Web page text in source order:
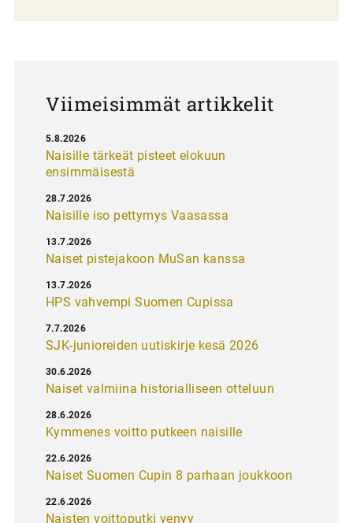
Viimeisimmät artikkelit
Naisille tärkeät pisteet elokuun
ensimmäisestä
5.8.2026
Naisille iso pettymys Vaasassa
28.7.2026
Naiset pistejakoon MuSan kanssa
13.7.2026
HPS vahvempi Suomen Cupissa
13.7.2026
SJK-junioreiden uutiskirje kesä 2026
7.7.2026
Naiset valmiina historialliseen otteluun
30.6.2026
Kymmenes voitto putkeen naisille
28.6.2026
Naiset Suomen Cupin 8 parhaan joukkoon
22.6.2026
Naisten voittoputki venyy
22.6.2026